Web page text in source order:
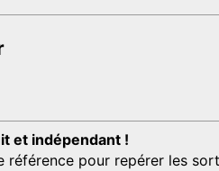
et indépendant !
référence pour repérer les